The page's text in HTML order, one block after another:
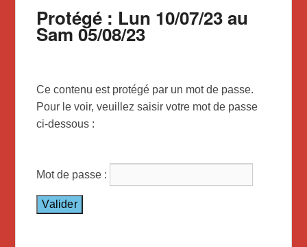
Protégé : Lun 10/07/23 au
Sam 05/08/23
Ce contenu est protégé par un mot de passe.
Pour le voir, veuillez saisir votre mot de passe
ci-dessous :
Mot de passe :